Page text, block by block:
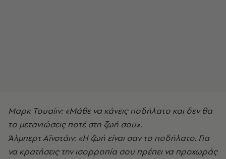
Μαρκ Τουαίιν: «Μάθε να κάνεις ποδήλατο και δεν θα
το μετανιώσεις ποτέ στη ζωή σου».
Άλμπερτ Αϊνστάιν: «Η ζωή είναι σαν το ποδήλατο. Για
να κρατήσεις την ισορροπία σου πρέπει να προχωράς